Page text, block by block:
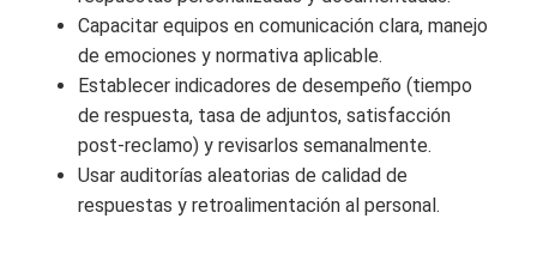
Capacitar equipos en comunicación clara, manejo
de emociones y normativa aplicable.
Establecer indicadores de desempeño (tiempo
de respuesta, tasa de adjuntos, satisfacción
post-reclamo) y revisarlos semanalmente.
Usar auditorías aleatorias de calidad de
respuestas y retroalimentación al personal.